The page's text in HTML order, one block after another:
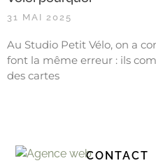
31 MAI 2025
Au Studio Petit Vélo, on a
font la même erreur : ils
des cartes
CONTACT